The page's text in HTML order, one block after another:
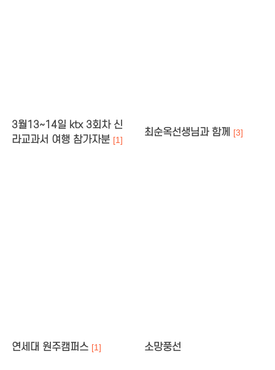
3월13~14일 ktx 3회차 신
라교과서 여행 참가자분 [1]
최순옥선생님과 함께 [3]
연세대 원주캠퍼스 [1] 소망풍선